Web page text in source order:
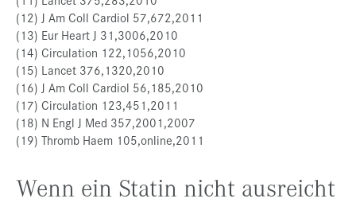
(12) J Am Coll Cardiol 57,672,2011
(13) Eur Heart J 31,3006,2010
(14) Circulation 122,1056,2010
(15) Lancet 376,1320,2010
(16) J Am Coll Cardiol 56,185,2010
(17) Circulation 123,451,2011
(18) N Engl J Med 357,2001,2007
(19) Thromb Haem 105,online,2011
Wenn ein Statin nicht ausreicht